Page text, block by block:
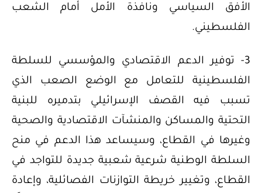
الأفق السياسي ونافذة الأمل أمام الشعب
الفلسطيني.
3- توفير الدعم الاقتصادي والمؤسسي للسلطة
الفلسطينية للتعامل مع الوضع الصعب الذي
تسبب فيه القصف الإسرائيلي بتدميره للبنية
التحتية والمساكن والمنشآت الاقتصادية والصحية
وغيرها في القطاع، وسيساعد هذا الدعم في منح
السلطة الوطنية شرعية شعبية جديدة للتواجد في
القطاع، وتغيير خريطة التوازنات الفصائلية، وإعادة